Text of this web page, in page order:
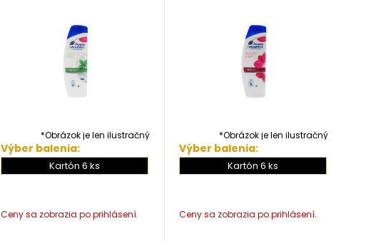
*Obrázok je len ilustračný
Výber balenia:
Kartón 6 ks
*Obrázok je len ilustračný
Výber balenia:
Kartón 6 ks